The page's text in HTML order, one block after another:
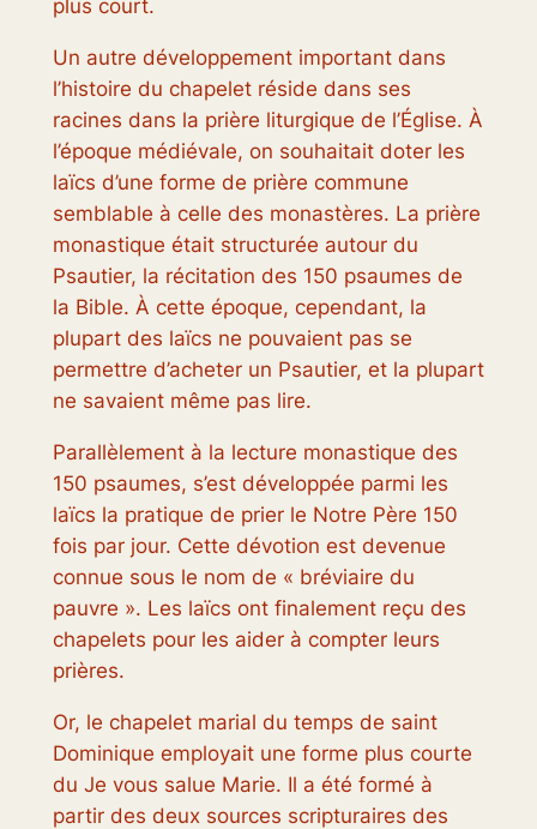
plus court.
Un autre développement important dans
l’histoire du chapelet réside dans ses
racines dans la prière liturgique de l’Église. À
l’époque médiévale, on souhaitait doter les
laïcs d’une forme de prière commune
semblable à celle des monastères. La prière
monastique était structurée autour du
Psautier, la récitation des 150 psaumes de
la Bible. À cette époque, cependant, la
plupart des laïcs ne pouvaient pas se
permettre d’acheter un Psautier, et la plupart
ne savaient même pas lire.
Parallèlement à la lecture monastique des
150 psaumes, s’est développée parmi les
laïcs la pratique de prier le Notre Père 150
fois par jour. Cette dévotion est devenue
connue sous le nom de « bréviaire du
pauvre ». Les laïcs ont finalement reçu des
chapelets pour les aider à compter leurs
prières.
Or, le chapelet marial du temps de saint
Dominique employait une forme plus courte
du Je vous salue Marie. Il a été formé à
partir des deux sources scripturaires des